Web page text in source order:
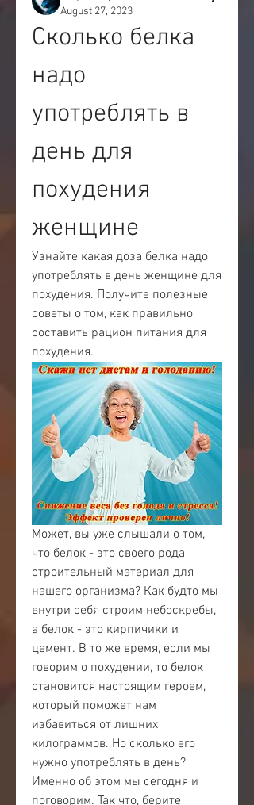
August 27, 2023
Сколько белка
надо
употреблять в
день для
похудения
женщине
Узнайте какая доза белка надо
употреблять в день женщине для
похудения. Получите полезные
советы о том, как правильно
составить рацион питания для
похудения.
Может, вы уже слышали о том,
что белок - это своего рода
строительный материал для
нашего организма? Как будто мы
внутри себя строим небоскребы,
а белок - это кирпичики и
цемент. В то же время, если мы
говорим о похудении, то белок
становится настоящим героем,
который поможет нам
избавиться от лишних
килограммов. Но сколько его
нужно употреблять в день?
Именно об этом мы сегодня и
поговорим. Так что, берите